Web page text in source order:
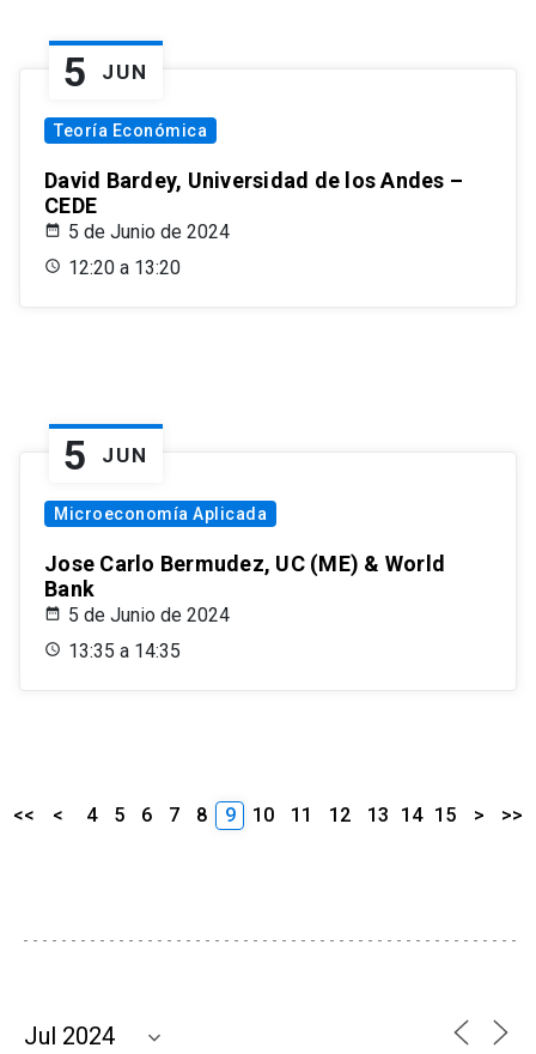
5 JUN
Teoría Económica
David Bardey, Universidad de los Andes –
CEDE
5 de Junio de 2024
12:20 a 13:20
5 JUN
Microeconomía Aplicada
Jose Carlo Bermudez, UC (ME) & World
Bank
5 de Junio de 2024
13:35 a 14:35
<< < 4 5 6 7 8 9 10 11 12 13 14 15 > >>